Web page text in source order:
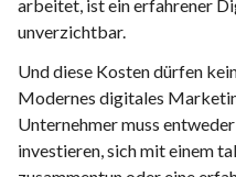
arbeitet, ist ein erfahrener
unverzichtbar.
Und diese Kosten dürfen
Modernes digitales
Unternehmer muss
investieren, sich mit einem